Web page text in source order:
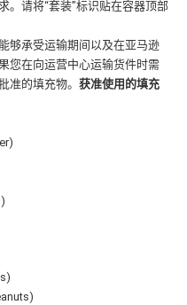
。请将“套装”标识贴在容器顶部
够承受运输期间以及在亚马逊
您在向运营中心运输货件时需
准的填充物。 获准使用的填充